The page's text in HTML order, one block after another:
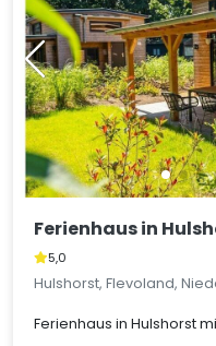
Ferienhaus in
5,0
Hulshorst, Flevoland,
Ferienhaus in Hulshorst